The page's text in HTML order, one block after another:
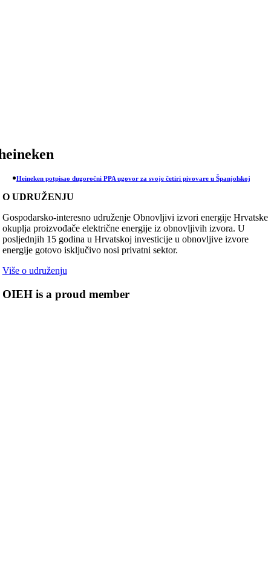
Heineken potpisao dugoročni PPA ugovor za svoje četiri pivovare u Španjolskoj
O UDRUŽENJU
Gospodarsko-interesno udruženje Obnovljivi izvori energije Hrvatske
okuplja proizvođače električne energije iz obnovljivih izvora. U
posljednjih 15 godina u Hrvatskoj investicije u obnovljive izvore
energije gotovo isključivo nosi privatni sektor.
Više o udruženju
OIEH is a proud member